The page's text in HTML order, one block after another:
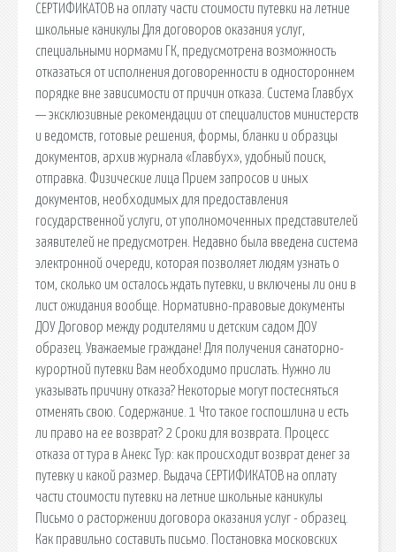
СЕРТИФИКАТОВ на оплату части стоимости путевки на летние
школьные каникулы Для договоров оказания услуг,
специальными нормами ГК, предусмотрена возможность
отказаться от исполнения договоренности в одностороннем
порядке вне зависимости от причин отказа. Система Главбух
— эксклюзивные рекомендации от специалистов министерств
и ведомств, готовые решения, формы, бланки и образцы
документов, архив журнала «Главбух», удобный поиск,
отправка. Физические лица Прием запросов и иных
документов, необходимых для предоставления
государственной услуги, от уполномоченных представителей
заявителей не предусмотрен. Недавно была введена система
электронной очереди, которая позволяет людям узнать о
том, сколько им осталось ждать путевки, и включены ли они в
лист ожидания вообще. Нормативно-правовые документы
ДОУ Договор между родителями и детским садом ДОУ
образец. Уважаемые граждане! Для получения санаторно-
курортной путевки Вам необходимо прислать. Нужно ли
указывать причину отказа? Некоторые могут постесняться
отменять свою. Содержание. 1 Что такое госпошлина и есть
ли право на ее возврат? 2 Сроки для возврата. Процесс
отказа от тура в Анекс Тур: как происходит возврат денег за
путевку и какой размер. Выдача СЕРТИФИКАТОВ на оплату
части стоимости путевки на летние школьные каникулы
Письмо о расторжении договора оказания услуг - образец.
Как правильно составить письмо. Постановка московских